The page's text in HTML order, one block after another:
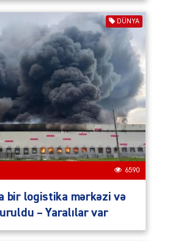
DÜNYA
6590
bir logistika mərkəzi və
– Yaralılar var